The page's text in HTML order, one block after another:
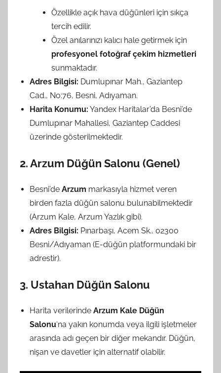
Özellikle açık hava düğünleri için sıkça
tercih edilir.
Özel anılarınızı kalıcı hale getirmek için
profesyonel fotoğraf çekim hizmetleri
sunmaktadır.
Adres Bilgisi: Dumlupınar Mah., Gaziantep
Cad., No:76, Besni, Adıyaman.
Harita Konumu: Yandex Haritalar’da Besni’de
Dumlupınar Mahallesi, Gaziantep Caddesi
üzerinde gösterilmektedir.
2. Arzum Düğün Salonu (Genel)
Besni’de Arzum markasıyla hizmet veren
birden fazla düğün salonu bulunabilmektedir
(Arzum Kale, Arzum Yazlık gibi).
Adres Bilgisi: Pınarbaşı, Acem Sk., 02300
Besni/Adıyaman (E-düğün platformundaki bir
adrestir).
3. Ustahan Düğün Salonu
Harita verilerinde Arzum Kale Düğün
Salonu‘na yakın konumda veya ilgili işletmeler
arasında adı geçen bir diğer mekandır. Düğün,
nişan ve davetler için alternatif olabilir.